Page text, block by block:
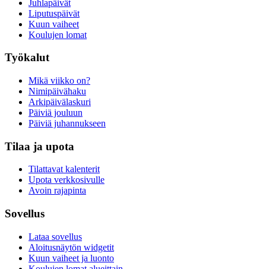
Juhlapäivät
Liputuspäivät
Kuun vaiheet
Koulujen lomat
Työkalut
Mikä viikko on?
Nimipäivähaku
Arkipäivälaskuri
Päiviä jouluun
Päiviä juhannukseen
Tilaa ja upota
Tilattavat kalenterit
Upota verkkosivulle
Avoin rajapinta
Sovellus
Lataa sovellus
Aloitusnäytön widgetit
Kuun vaiheet ja luonto